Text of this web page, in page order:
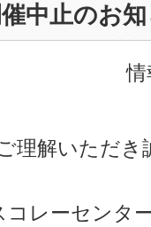
中止のお
情
理解いただ
コレーセンタ